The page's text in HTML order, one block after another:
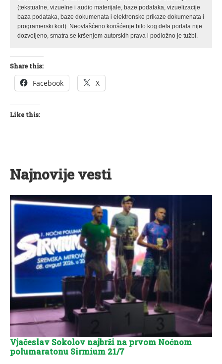
(tekstualne, vizuelne i audio materijale, baze podataka, vizuelizacije
baza podataka, baze dokumenata i elektronske prikaze dokumenata i
programerski kod). Neovlašćeno korišćenje bilo kog dela portala nije
dozvoljeno, smatra se kršenjem autorskih prava i podložno je tužbi.
Share this:
Facebook X
Like this:
Najnovije vesti
Vjačeslav Sokolov najbrži na prvom Noćnom
polumaratonu Sirmium 21/7